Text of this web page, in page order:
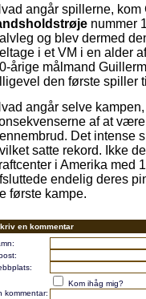
angår spillerne,
nummer
og blev dermed
i et VM i en alder
årige målmand
den første spiller
angår selve
af at
Det intense
satte rekord. Ikke
i Amerika med
endelig deres
første kampe.
en kommentar
Kom ihåg mig?
kommentar: